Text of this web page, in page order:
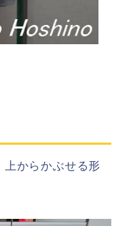
上からかぶせる形